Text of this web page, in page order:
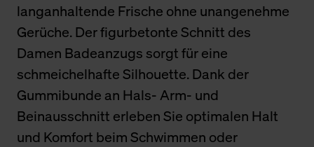
langanhaltende Frische ohne unangenehme
Gerüche. Der figurbetonte Schnitt des
Damen Badeanzugs sorgt für eine
schmeichelhafte Silhouette. Dank der
Gummibunde an Hals- Arm- und
Beinausschnitt erleben Sie optimalen Halt
und Komfort beim Schwimmen oder